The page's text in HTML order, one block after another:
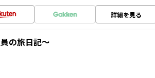
詳細を見る
の旅日記～